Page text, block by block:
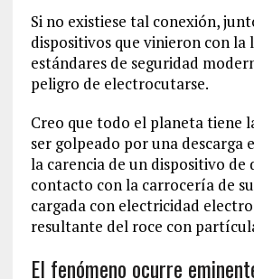
Si no existiese tal conexión,
dispositivos que vinieron con la
estándares de seguridad
peligro de electrocutarse.
Creo que todo el planeta tiene
ser golpeado por una descarga
la carencia de un dispositivo de
contacto con la carrocería de
cargada con electricidad
resultante del roce con
El fenómeno ocurre